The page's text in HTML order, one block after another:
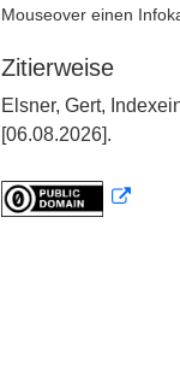
Mouseover einen
Zitierweise
Elsner, Gert,
[06.08.2026].